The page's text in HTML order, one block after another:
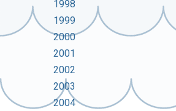
1998
1999
2000
2001
2002
2003
2004